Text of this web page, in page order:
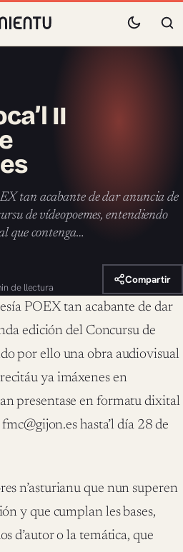
II
tan acabante de dar anuncia de
de vídeopoemes, entendiendo
que contenga…
de llectura
Compartir
POEX tan acabante de dar
edición del Concursu de
por ello una obra audiovisual
ya imáxenes en
presentase en formatu dixital
hasta’l día 28 de
n’asturianu que nun superen
y que cumplan les bases,
d’autor o la temática, que